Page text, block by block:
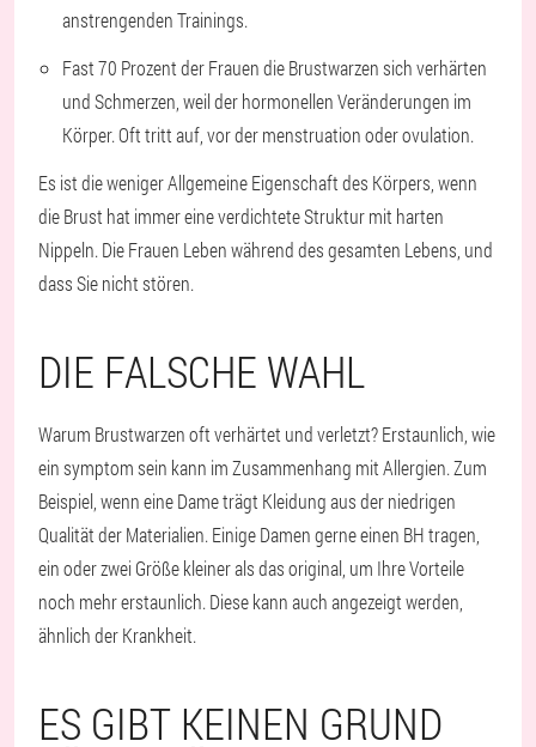
anstrengenden Trainings.
Fast 70 Prozent der Frauen die Brustwarzen sich verhärten
und Schmerzen, weil der hormonellen Veränderungen im
Körper. Oft tritt auf, vor der menstruation oder ovulation.
Es ist die weniger Allgemeine Eigenschaft des Körpers, wenn
die Brust hat immer eine verdichtete Struktur mit harten
Nippeln. Die Frauen Leben während des gesamten Lebens, und
dass Sie nicht stören.
DIE FALSCHE WAHL
Warum Brustwarzen oft verhärtet und verletzt? Erstaunlich, wie
ein symptom sein kann im Zusammenhang mit Allergien. Zum
Beispiel, wenn eine Dame trägt Kleidung aus der niedrigen
Qualität der Materialien. Einige Damen gerne einen BH tragen,
ein oder zwei Größe kleiner als das original, um Ihre Vorteile
noch mehr erstaunlich. Diese kann auch angezeigt werden,
ähnlich der Krankheit.
ES GIBT KEINEN GRUND